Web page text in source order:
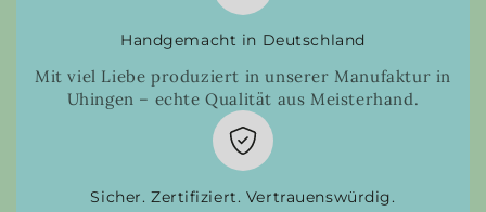
Handgemacht in Deutschland
Mit viel Liebe produziert in unserer Manufaktur in
Uhingen – echte Qualität aus Meisterhand.
Sicher. Zertifiziert. Vertrauenswürdig.